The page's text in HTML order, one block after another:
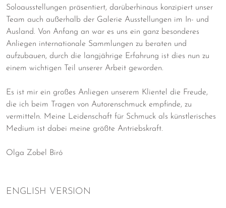
Soloausstellungen präsentiert, darüberhinaus konzipiert unser
Team auch außerhalb der Galerie Ausstellungen im In- und
Ausland. Von Anfang an war es uns ein ganz besonderes
Anliegen internationale Sammlungen zu beraten und
aufzubauen, durch die langjährige Erfahrung ist dies nun zu
einem wichtigen Teil unserer Arbeit geworden.
Es ist mir ein großes Anliegen unserem Klientel die Freude,
die ich beim Tragen von Autorenschmuck empfinde, zu
vermitteln. Meine Leidenschaft für Schmuck als künstlerisches
Medium ist dabei meine größte Antriebskraft.
Olga Zobel Biró
ENGLISH VERSION